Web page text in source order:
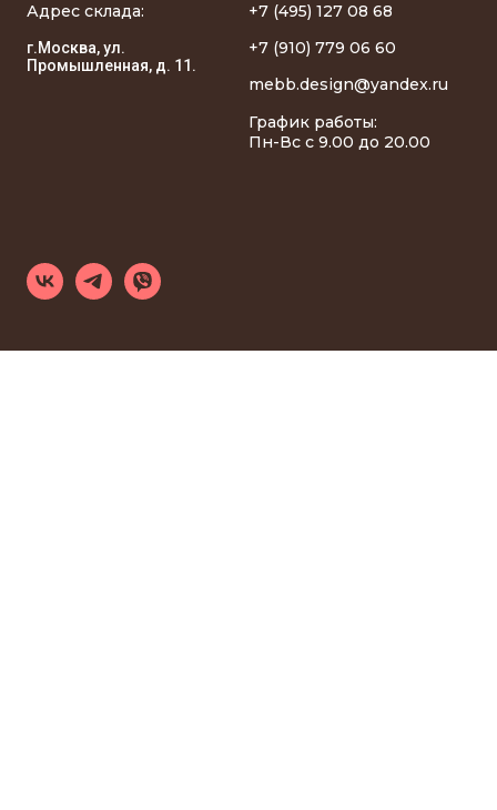
Адрес склада:
г.Москва, ул.
Промышленная, д. 11.
+7 (495) 127 08 68
+7 (910) 779 06 60
mebb.design@yandex.ru
График работы:
Пн-Вс с 9.00 до 20.00